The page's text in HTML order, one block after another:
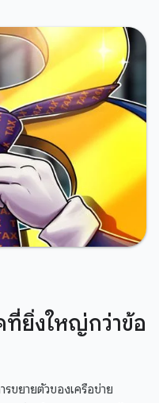
ยิ่งใหญ่กว่าข้อ
ขยายตัวของเครือข่าย